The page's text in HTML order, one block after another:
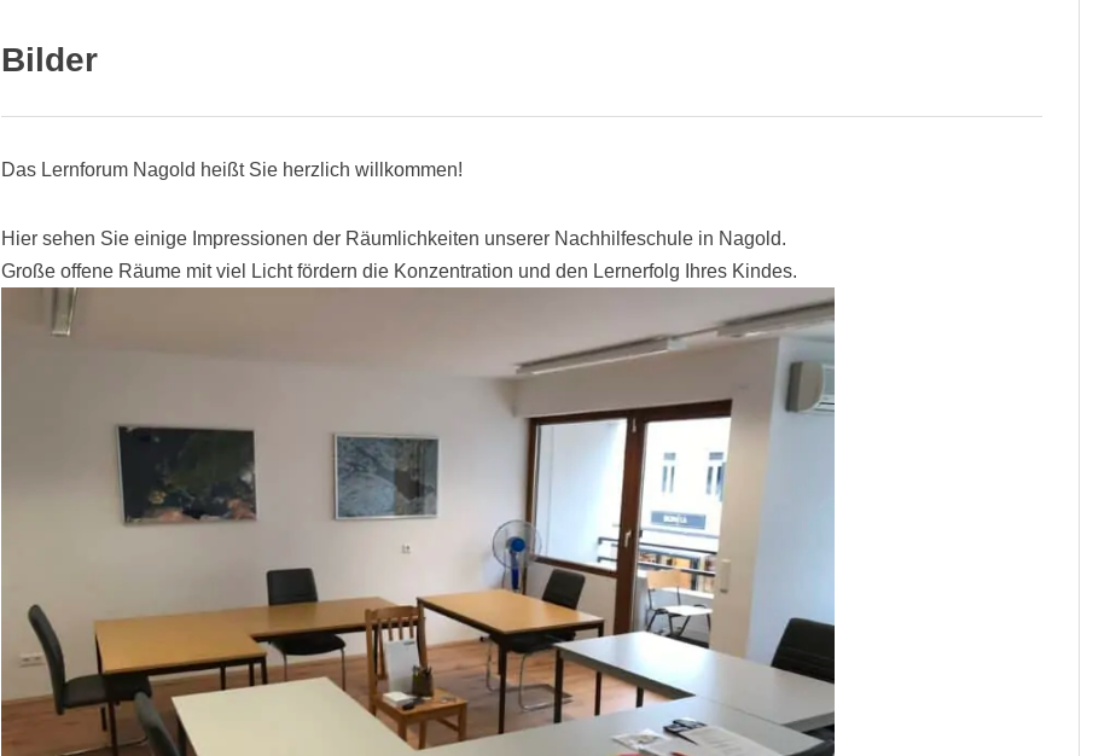
Bilder
Das Lernforum Nagold heißt Sie herzlich willkommen!
Hier sehen Sie einige Impressionen der Räumlichkeiten unserer Nachhilfeschule in Nagold.
Große offene Räume mit viel Licht fördern die Konzentration und den Lernerfolg Ihres Kindes.